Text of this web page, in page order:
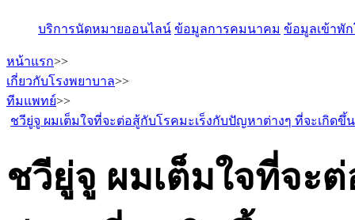
บริการนัดหมายออนไลน์ ข้อมูลการคมนาคม ข้อมูลเข้าพั
หน้าแรก>>
เกี่ยวกับโรงพยาบาล>>
ทีมแพทย์>>
ชวียู่จู ผมเต็มใจที่จะต่อสู้กับโรคมะเร็งกับปัญหาต่างๆ ที่จะเกิดขึ้น
ชวียู่จู ผมเต็มใจที่จะ